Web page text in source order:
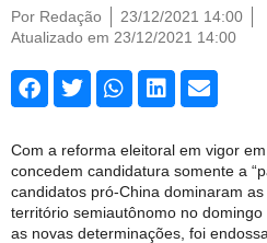
Por Redação
23/12/2021 14:00
Atualizado em 23/12/2021 14:00
Com a reforma eleitoral em vigor em
concedem candidatura somente a
candidatos pró-China dominaram
território semiautônomo no
as novas determinações, foi